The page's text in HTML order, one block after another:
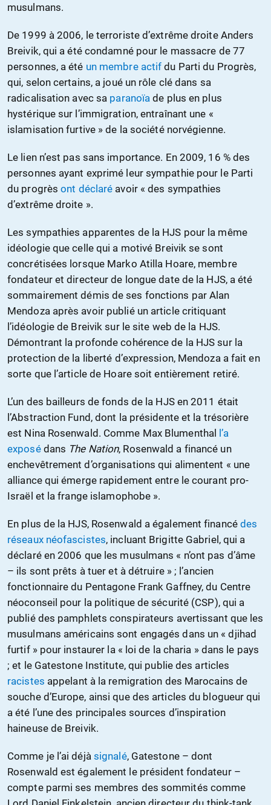
musulmans.
De 1999 à 2006, le terroriste d’extrême droite Anders
Breivik, qui a été condamné pour le massacre de 77
personnes, a été un membre actif du Parti du Progrès,
qui, selon certains, a joué un rôle clé dans sa
radicalisation avec sa paranoïa de plus en plus
hystérique sur l’immigration, entraînant une «
islamisation furtive » de la société norvégienne.
Le lien n’est pas sans importance. En 2009, 16 % des
personnes ayant exprimé leur sympathie pour le Parti
du progrèsont déclaré avoir « des sympathies
d’extrême droite ».
Les sympathies apparentes de la HJS pour la même
idéologie que celle qui a motivé Breivik se sont
concrétisées lorsque Marko Atilla Hoare, membre
fondateur et directeur de longue date de la HJS, a été
sommairement démis de ses fonctions par Alan
Mendoza après avoir publié un article critiquant
l’idéologie de Breivik sur le site web de la HJS.
Démontrant la profonde cohérence de la HJS sur la
protection de la liberté d’expression, Mendoza a fait en
sorte que l’article de Hoare soit entièrement retiré.
L’un des bailleurs de fonds de la HJS en 2011 était
l’Abstraction Fund, dont la présidente et la trésorière
est Nina Rosenwald. Comme Max Blumenthal l’a
exposédans The Nation, Rosenwald a financé un
enchevêtrement d’organisations qui alimentent « une
alliance qui émerge rapidement entre le courant pro-
Israël et la frange islamophobe ».
En plus de la HJS, Rosenwald a également financé des
réseaux néofascistes, incluant Brigitte Gabriel, qui a
déclaré en 2006 que les musulmans « n’ont pas d’âme
– ils sont prêts à tuer et à détruire » ; l’ancien
fonctionnaire du Pentagone Frank Gaffney, du Centre
néoconseil pour la politique de sécurité (CSP), qui a
publié des pamphlets conspirateurs avertissant que les
musulmans américains sont engagés dans un « djihad
furtif » pour instaurer la « loi de la charia » dans le pays
; et le Gatestone Institute, qui publie des articles
racistes appelant à la remigration des Marocains de
souche d’Europe, ainsi que des articles du blogueur qui
a été l’une des principales sources d’inspiration
haineuse de Breivik.
Comme je l’ai déjà signalé, Gatestone – dont
Rosenwald est également le président fondateur –
compte parmi ses membres des sommités comme